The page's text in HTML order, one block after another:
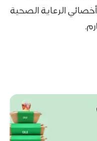
الرعاية الصحية